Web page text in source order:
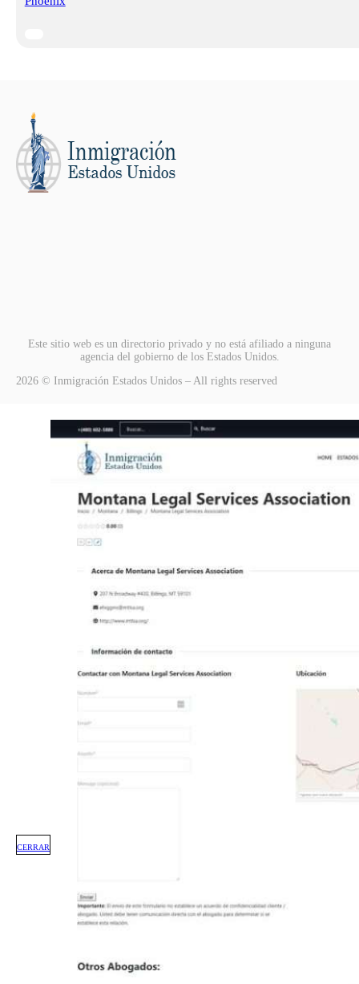
Este sitio web es un directorio privado y no está afiliado a ninguna
agencia del gobierno de los Estados Unidos.
2026 © Inmigración Estados Unidos – All rights reserved
CERRAR